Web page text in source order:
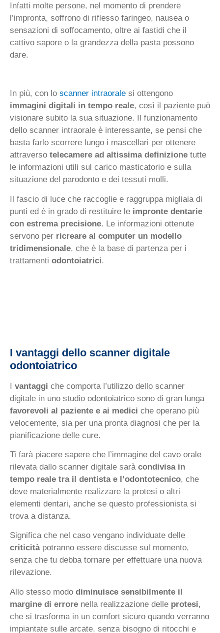
Infatti molte persone, nel momento di prendere
l’impronta, soffrono di riflesso faringeo, nausea o
sensazioni di soffocamento, oltre ai fastidi che il
cattivo sapore o la grandezza della pasta possono
dare.
In più, con lo scanner intraorale si ottengono
immagini digitali in tempo reale, così il paziente può
visionare subito la sua situazione. Il funzionamento
dello scanner intraorale è interessante, se pensi che
basta farlo scorrere lungo i mascellari per ottenere
attraverso telecamere ad altissima definizione tutte
le informazioni utili sul carico masticatorio e sulla
situazione del parodonto e dei tessuti molli.
Il fascio di luce che raccoglie e raggruppa migliaia di
punti ed è in grado di restituire le impronte dentarie
con estrema precisione. Le informazioni ottenute
servono per ricreare al computer un modello
tridimensionale, che è la base di partenza per i
trattamenti odontoiatrici.
I vantaggi dello scanner digitale
odontoiatrico
I vantaggi che comporta l’utilizzo dello scanner
digitale in uno studio odontoiatrico sono di gran lunga
favorevoli al paziente e ai medici che operano più
velocemente, sia per una pronta diagnosi che per la
pianificazione delle cure.
Ti farà piacere sapere che l’immagine del cavo orale
rilevata dallo scanner digitale sarà condivisa in
tempo reale tra il dentista e l’odontotecnico, che
deve materialmente realizzare la protesi o altri
elementi dentari, anche se questo professionista si
trova a distanza.
Significa che nel caso vengano individuate delle
criticitàpotranno essere discusse sul momento,
senza che tu debba tornare per effettuare una nuova
rilevazione.
Allo stesso modo diminuisce sensibilmente il
margine di errore nella realizzazione delle protesi,
che si trasforma in un comfort sicuro quando verranno
impiantate sulle arcate, senza bisogno di ritocchi e